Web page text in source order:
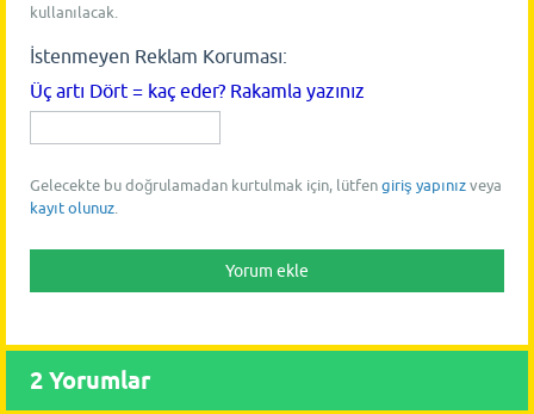
kullanılacak.
İstenmeyen Reklam Koruması:
Üç artı Dört = kaç eder? Rakamla yazınız
Gelecekte bu doğrulamadan kurtulmak için, lütfen giriş yapınız veya
kayıt olunuz.
2 Yorumlar